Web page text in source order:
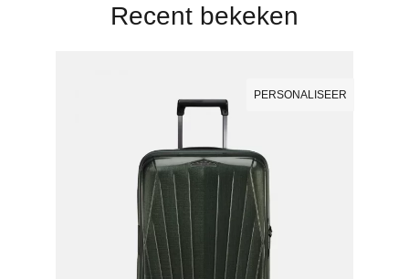
Recent bekeken
PERSONALISEER